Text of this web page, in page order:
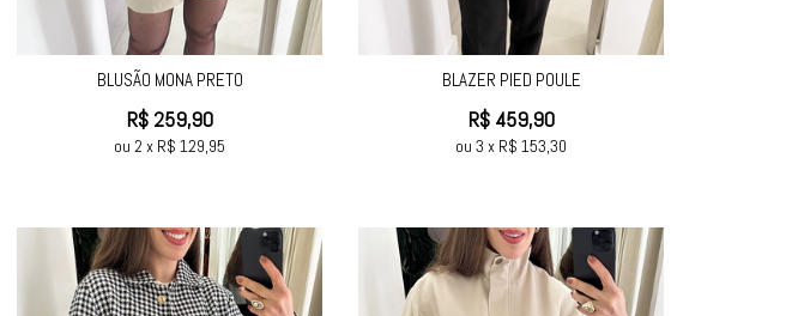
BLUSÃO MONA PRETO
R$ 259,90
ou 2 x R$ 129,95
BLAZER PIED POULE
R$ 459,90
ou 3 x R$ 153,30